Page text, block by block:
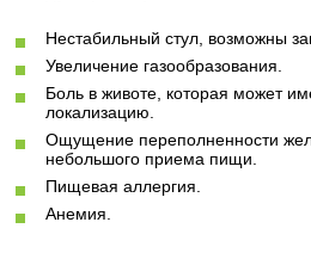
Нестабильный стул, возможны
Увеличение газообразования.
Боль в животе, которая может
локализацию.
Ощущение переполненности
небольшого приема пищи.
Пищевая аллергия.
Анемия.